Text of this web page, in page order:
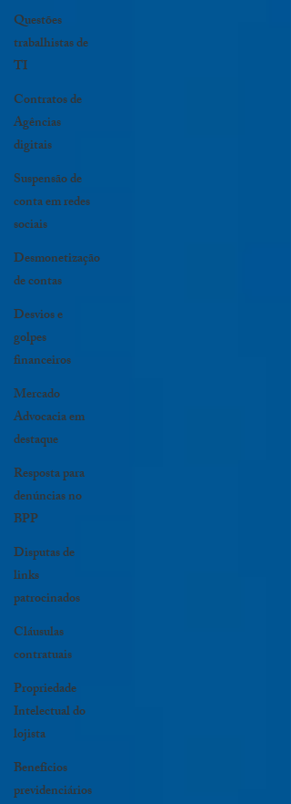
Questões
trabalhistas de
TI
Contratos de
Agências
digitais
Suspensão de
conta em redes
sociais
Desmonetização
de contas
Desvios e
golpes
financeiros
Mercado
Advocacia em
destaque
Resposta para
denúncias no
BPP
Disputas de
links
patrocinados
Cláusulas
contratuais
Propriedade
Intelectual do
lojista
Benefícios
previdenciários